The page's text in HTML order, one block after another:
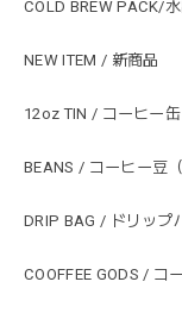
COLD BREW PACK/
NEW ITEM / 新商品
12oz TIN / コーヒー缶
BEANS / コーヒー豆
DRIP BAG / ドリップ
COOFFEE GODS / コ